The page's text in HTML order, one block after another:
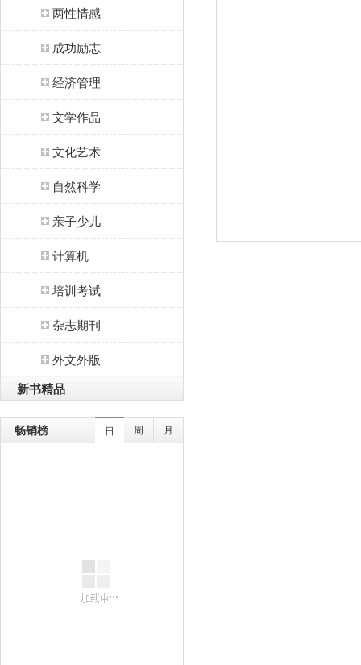
两性情感
成功励志
经济管理
文学作品
文化艺术
自然科学
亲子少儿
计算机
培训考试
杂志期刊
外文外版
新书精品
畅销榜 日 周 月